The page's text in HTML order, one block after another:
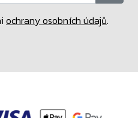
ochrany osobních údajů.